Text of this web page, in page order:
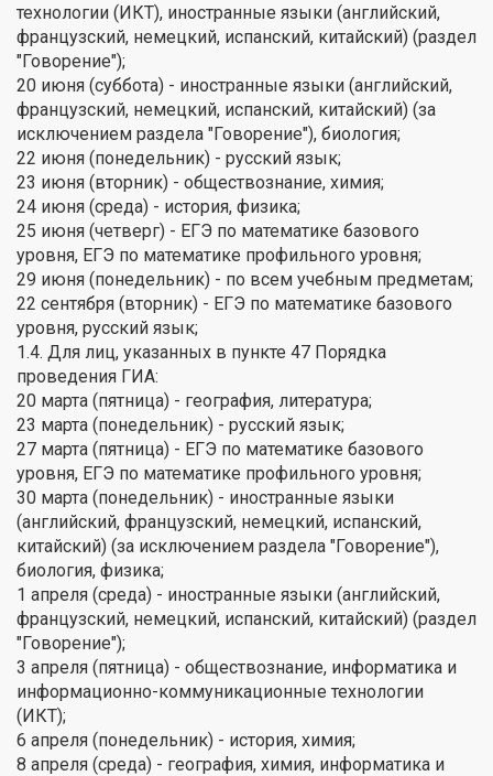
технологии (ИКТ), иностранные языки (английский,
французский, немецкий, испанский, китайский) (раздел
"Говорение");
20 июня (суббота) - иностранные языки (английский,
французский, немецкий, испанский, китайский) (за
исключением раздела "Говорение"), биология;
22 июня (понедельник) - русский язык;
23 июня (вторник) - обществознание, химия;
24 июня (среда) - история, физика;
25 июня (четверг) - ЕГЭ по математике базового
уровня, ЕГЭ по математике профильного уровня;
29 июня (понедельник) - по всем учебным предметам;
22 сентября (вторник) - ЕГЭ по математике базового
уровня, русский язык;
1.4. Для лиц, указанных в пункте 47 Порядка
проведения ГИА:
20 марта (пятница) - география, литература;
23 марта (понедельник) - русский язык;
27 марта (пятница) - ЕГЭ по математике базового
уровня, ЕГЭ по математике профильного уровня;
30 марта (понедельник) - иностранные языки
(английский, французский, немецкий, испанский,
китайский) (за исключением раздела "Говорение"),
биология, физика;
1 апреля (среда) - иностранные языки (английский,
французский, немецкий, испанский, китайский) (раздел
"Говорение");
3 апреля (пятница) - обществознание, информатика и
информационно-коммуникационные технологии
(ИКТ);
6 апреля (понедельник) - история, химия;
8 апреля (среда) - география, химия, информатика и